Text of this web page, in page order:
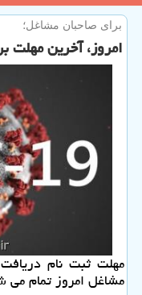
برای صاحبان مشاغل؛
امروز، آخرین مهلت
مهلت ثبت نام
مشاغل امروز تمام می